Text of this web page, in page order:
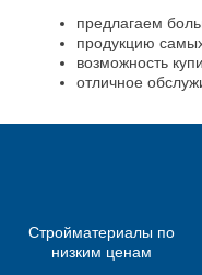
предлагаем
продукцию
возможность
отличное
Стройматериалы по
низким ценам